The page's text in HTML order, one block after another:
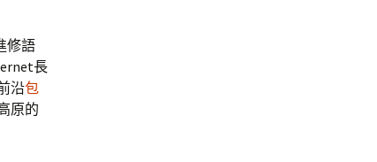
修語
長
沿包
原的